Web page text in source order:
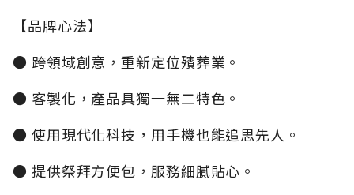
【品牌心法】
● 跨領域創意，重新定位殯葬業。
● 客製化，產品具獨一無二特色。
● 使用現代化科技，用手機也能追思先人。
● 提供祭拜方便包，服務細膩貼心。